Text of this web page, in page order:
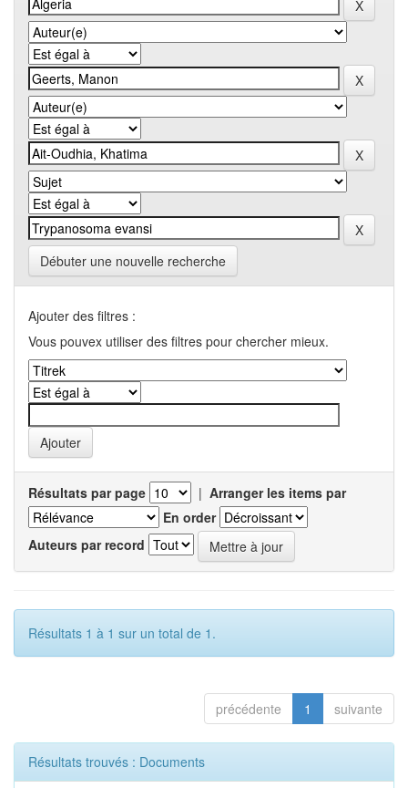
Débuter une nouvelle recherche
Ajouter des filtres :
Vous pouvex utiliser des filtres pour chercher mieux.
Résultats par page | Arranger les items par
En order
Auteurs par record
Résultats 1 à 1 sur un total de 1.
précédente 1 suivante
Résultats trouvés : Documents